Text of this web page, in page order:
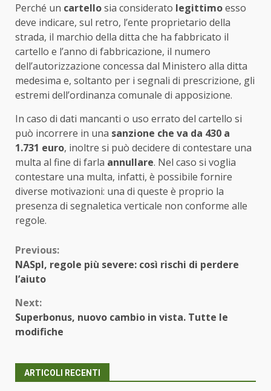
Perché un cartellosia considerato legittimoesso
deve indicare, sul retro, l’ente proprietario della
strada, il marchio della ditta che ha fabbricato il
cartello e l’anno di fabbricazione, il numero
dell’autorizzazione concessa dal Ministero alla ditta
medesima e, soltanto per i segnali di prescrizione, gli
estremi dell’ordinanza comunale di apposizione.
In caso di dati mancanti o uso errato del cartello si
può incorrere in una sanzione che va da 430 a
1.731 euro, inoltre si può decidere di contestare una
multa al fine di farla annullare. Nel caso si voglia
contestare una multa, infatti, è possibile fornire
diverse motivazioni: una di queste è proprio la
presenza di segnaletica verticale non conforme alle
regole.
Continue
Reading
Previous:
NASpI, regole più severe: così rischi di perdere
l’aiuto
Next:
Superbonus, nuovo cambio in vista. Tutte le
modifiche
ARTICOLI RECENTI